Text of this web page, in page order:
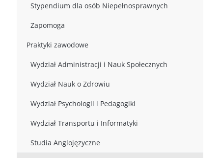
Stypendium dla osób Niepełnosprawnych
Zapomoga
Praktyki zawodowe
Wydział Administracji i Nauk Społecznych
Wydział Nauk o Zdrowiu
Wydział Psychologii i Pedagogiki
Wydział Transportu i Informatyki
Studia Anglojęzyczne